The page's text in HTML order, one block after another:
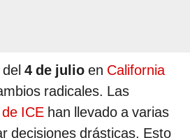
4 de julio en California
radicales. Las
ICE han llevado a varias
decisiones drásticas. Esto